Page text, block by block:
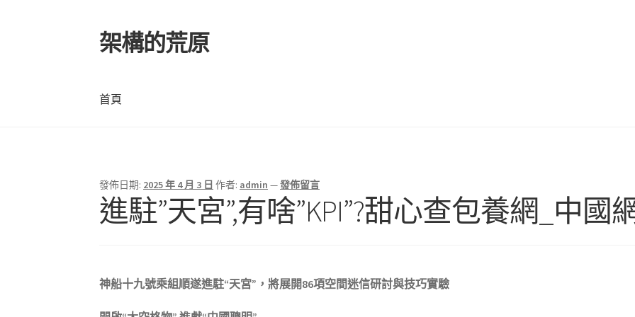
跳
至
覽
列
跳
至
要
內
架構的荒原
首頁
發佈日期: 2025 年 4 月 3 日 作者: admin —發佈留言
進駐”天宮”,有啥”KPI”?甜心查包養網_中國
神船十九號乘組順遂進駐“天宮”，將展開86項空間迷信研討與技巧實驗